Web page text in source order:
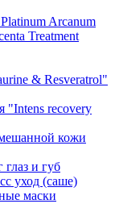
Arcanum
Treatment
& Resveratrol"
"Intens recovery
кожи
и губ
уход (саше)
маски